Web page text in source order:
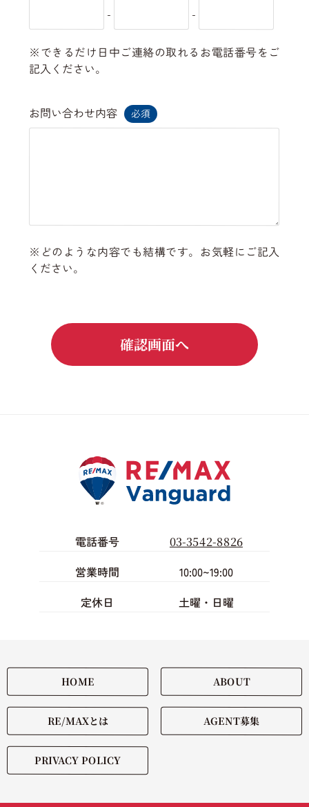
- -
できるだけ日中ご連絡の取れるお電話番号をご
記入ください。
お問い合わせ内容 必須
どのような内容でも結構です。お気軽にご記入
ください。
電話番号 03-3542-8826
営業時間 10:00~19:00
定休日 土曜・日曜
HOME ABOUT
RE/MAXとは AGENT募集
PRIVACY POLICY